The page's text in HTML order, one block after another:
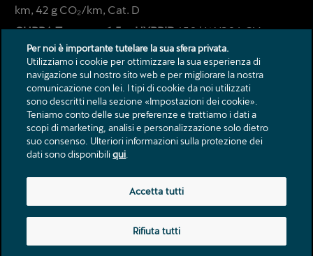
km, 42 g CO₂/km, Cat. D
CUPRA Terramar, 1.5 e-HYBRID150 kW/204 CV,
cambio DSG a 6 marce, 1.8 l/100 km, 14.8 kWh/100
km, 42 g CO₂/km, Cat. D
Note legali
Protezione dei dati
Per noi è importante tutelare la sua sfera privata.
Utilizziamo i cookie per ottimizzare la sua esperienza di
navigazione sul nostro sito web e per migliorare la nostra
comunicazione con lei. I tipi di cookie da noi utilizzati
sono descritti nella sezione «Impostazioni dei cookie».
Teniamo conto delle sue preferenze e trattiamo i dati a
scopi di marketing, analisi e personalizzazione solo dietro
suo consenso. Ulteriori informazioni sulla protezione dei
dati sono disponibiliqui
Rifiuta tutti
Accetta tutti